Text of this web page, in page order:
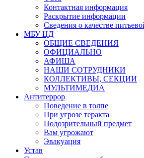
Контактная информация
Раскрытие информации
Сведения о качестве
МБУ ЦД
ОБЩИЕ СВЕДЕНИЯ
ОФИЦИАЛЬНО
АФИША
НАШИ СОТРУДНИКИ
КОЛЛЕКТИВЫ, СЕКЦИИ
МУЛЬТИМЕДИА
Антитеррор
Поведение в толпе
При угрозе теракта
Подозрительный предмет
Вам угрожают
Эвакуация
Устав